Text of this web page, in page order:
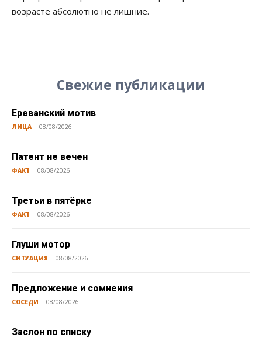
возрасте абсолютно не лишние.
Свежие публикации
Ереванский мотив
ЛИЦА 08/08/2026
Патент не вечен
ФАКТ 08/08/2026
Третьи в пятёрке
ФАКТ 08/08/2026
Глуши мотор
СИТУАЦИЯ 08/08/2026
Предложение и сомнения
СОСЕДИ 08/08/2026
Заслон по списку